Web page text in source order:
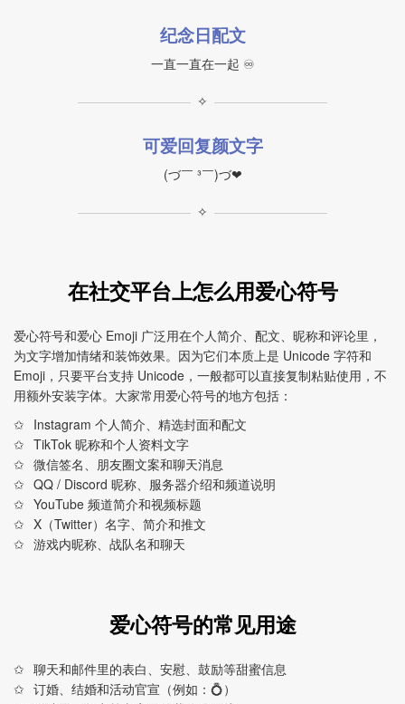
纪念日配文
一直一直在一起 ♾
✧
可爱回复颜文字
(づ￣ ³￣)づ❤
✧
在社交平台上怎么用爱心符号
爱心符号和爱心 Emoji 广泛用在个人简介、配文、昵称和评论里，
为文字增加情绪和装饰效果。因为它们本质上是 Unicode 字符和
Emoji，只要平台支持 Unicode，一般都可以直接复制粘贴使用，不
用额外安装字体。大家常用爱心符号的地方包括：
Instagram 个人简介、精选封面和配文
TikTok 昵称和个人资料文字
微信签名、朋友圈文案和聊天消息
QQ / Discord 昵称、服务器介绍和频道说明
YouTube 频道简介和视频标题
X（Twitter）名字、简介和推文
游戏内昵称、战队名和聊天
爱心符号的常见用途
聊天和邮件里的表白、安慰、鼓励等甜蜜信息
订婚、结婚和活动官宣（例如：💍）